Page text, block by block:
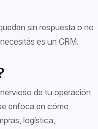
sin respuesta o no
es un CRM.
de tu operación
enfoca en cómo
logística,